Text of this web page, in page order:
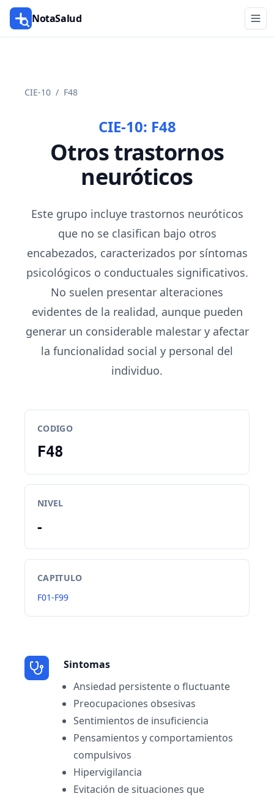
NotaSalud
CIE-10 / F48
CIE-10: F48
Otros trastornos
neuróticos
Este grupo incluye trastornos neuróticos
que no se clasifican bajo otros
encabezados, caracterizados por síntomas
psicológicos o conductuales significativos.
No suelen presentar alteraciones
evidentes de la realidad, aunque pueden
generar un considerable malestar y afectar
la funcionalidad social y personal del
individuo.
CODIGO
F48
NIVEL
-
CAPITULO
F01-F99
Sintomas
Ansiedad persistente o fluctuante
Preocupaciones obsesivas
Sentimientos de insuficiencia
Pensamientos y comportamientos
compulsivos
Hipervigilancia
Evitación de situaciones que